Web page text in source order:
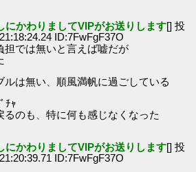
にかわりましてVIPがお送りします[] 投
ID:7FwFgF37O
担では無いと言えば嘘だが
ルは無い、順風満帆に過ごしている
ﾁｬ
るのも、特に何も感じなくなった
にかわりましてVIPがお送りします[] 投
ID:7FwFgF37O